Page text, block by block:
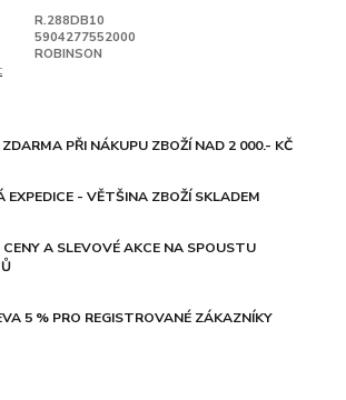
R.288DB10
5904277552000
ROBINSON
PŘI NÁKUPU ZBOŽÍ NAD 2 000.- KČ
EXPEDICE - VĚTŠINA ZBOŽÍ SKLADEM
A SLEVOVÉ AKCE NA SPOUSTU
5 % PRO REGISTROVANÉ ZÁKAZNÍKY